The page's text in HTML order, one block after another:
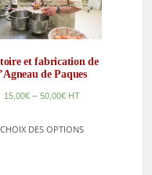
et fabrication de
de Paques
15,00€– 50,00€ HT
CHOIX DES OPTIONS